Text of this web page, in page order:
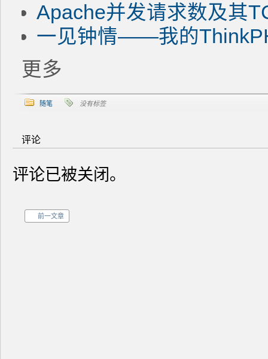
Apache并发请求数及其
一见钟情——我的
更多
随笔 没有标签
评论
评论已被关闭。
前一文章